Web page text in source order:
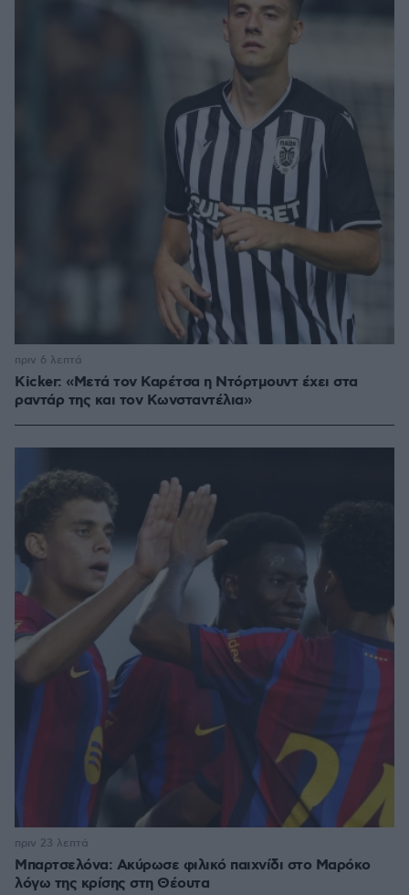
Kicker: «Μετά τον Καρέτσα η Ντόρτμουντ έχει στα
ραντάρ της και τον Κωνσταντέλια»
πριν 6 λεπτά
Μπαρτσελόνα: Ακύρωσε φιλικό παιχνίδι στο Μαρόκο
λόγω της κρίσης στη Θέουτα
πριν 23 λεπτά